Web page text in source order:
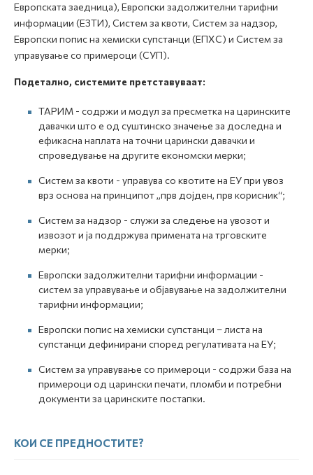
Европската заедница), Европски задолжителни тарифни
информации (ЕЗТИ), Систем за квоти, Систем за надзор,
Европски попис на хемиски супстанци (ЕПХС) и Систем за
управување со примероци (СУП).
Подетално, системите претставуваат:
ТАРИМ - содржи и модул за пресметка на царинските
давачки што е од суштинско значење за доследна и
ефикасна наплата на точни царински давачки и
спроведување на другите економски мерки;
Систем за квоти - управува со квотите на ЕУ при увоз
врз основа на принципот „прв дојден, прв корисник“;
Систем за надзор - служи за следење на увозот и
извозот и ја поддржува примената на трговските
мерки;
Европски задолжителни тарифни информации -
систем за управување и објавување на задолжителни
тарифни информации;
Европски попис на хемиски супстанци – листа на
супстанци дефинирани според регулативата на ЕУ;
Систем за управување со примероци - содржи база на
примероци од царински печати, пломби и потребни
документи за царинските постапки.
КОИ СЕ ПРЕДНОСТИТЕ?